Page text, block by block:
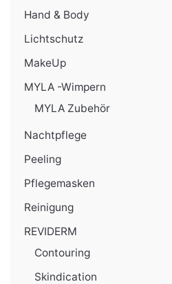
Hand & Body
Lichtschutz
MakeUp
MYLA -Wimpern
MYLA Zubehör
Nachtpflege
Peeling
Pflegemasken
Reinigung
REVIDERM
Contouring
Skindication